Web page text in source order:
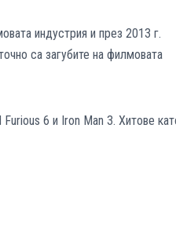
индустрия и през 2013 г.
са загубите на филмовата
6 и Iron Man 3. Хитове